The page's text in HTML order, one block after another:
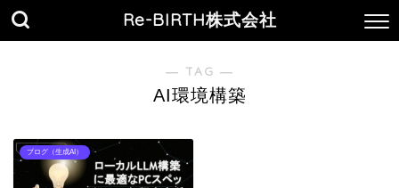
Re-BIRTH株式会社
― TAG ―
AI環境構築
ブログ（生成AI）